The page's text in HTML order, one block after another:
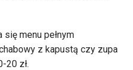
się menu pełnym
z kapustą czy zupa
20 zł.